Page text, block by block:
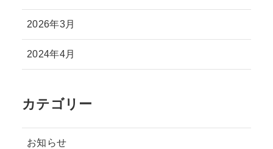
2026年3月
2024年4月
カテゴリー
お知らせ